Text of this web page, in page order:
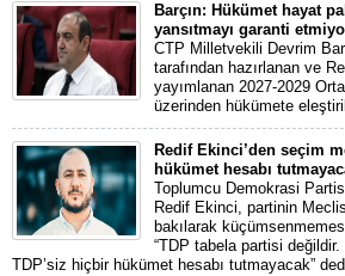
Barçın: Hükümet hayat
yansıtmayı garanti
CTP Milletvekili Devrim
tarafından hazırlanan ve
yayımlanan 2027-2029
üzerinden hükümete
Redif Ekinci’den seçim
hükümet hesabı
Toplumcu Demokrasi
Redif Ekinci, partinin
bakılarak
“TDP tabela partisi
TDP’siz hiçbir hükümet hesabı tutmayacak”